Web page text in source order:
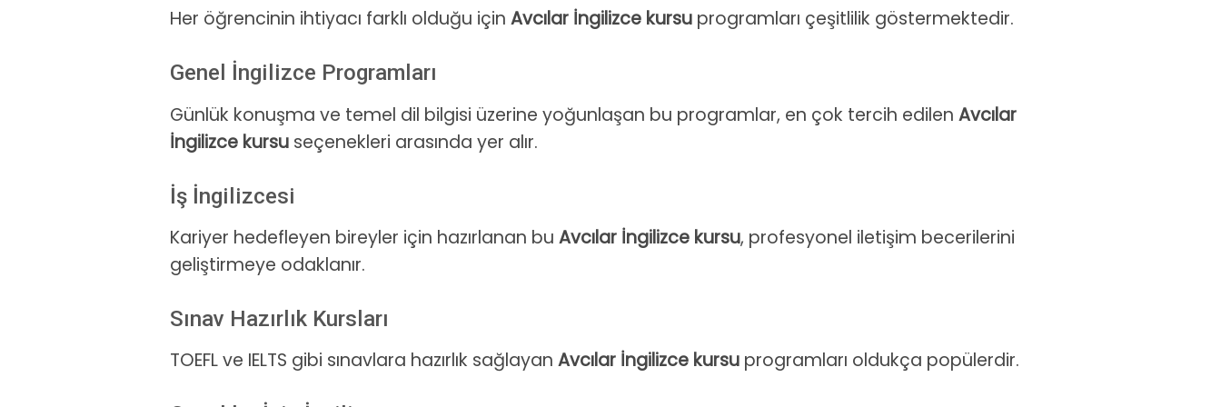
Her öğrencinin ihtiyacı farklı olduğu için Avcılar İngilizce kursu programları çeşitlilik göstermektedir.
Genel İngilizce Programları
Günlük konuşma ve temel dil bilgisi üzerine yoğunlaşan bu programlar, en çok tercih edilen Avcılar
İngilizce kursu seçenekleri arasında yer alır.
İş İngilizcesi
Kariyer hedefleyen bireyler için hazırlanan bu Avcılar İngilizce kursu, profesyonel iletişim becerilerini
geliştirmeye odaklanır.
Sınav Hazırlık Kursları
TOEFL ve IELTS gibi sınavlara hazırlık sağlayan Avcılar İngilizce kursu programları oldukça popülerdir.